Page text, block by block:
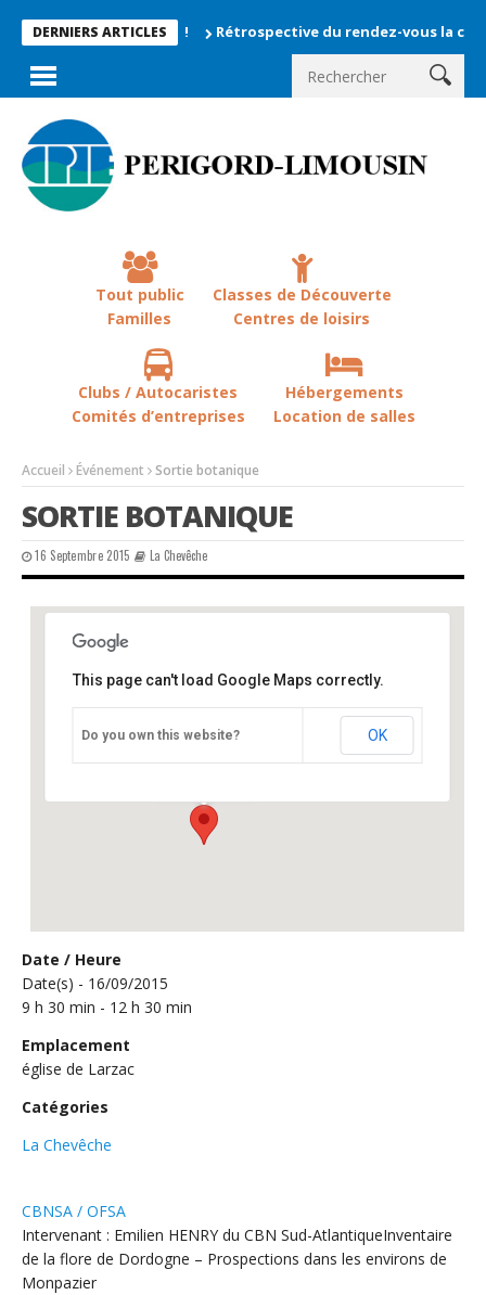
DERNIERS ARTICLESRétrospective du rendez-vous la chevêche
Tout public
Familles
Classes de Découverte
Centres de loisirs
Clubs / Autocaristes
Comités d’entreprises
Hébergements
Location de salles
Accueil Événement Sortie botanique
SORTIE BOTANIQUE
16 Septembre 2015 La Chevêche
église de Larzac
Événements
This page can't load Google Maps correctly.
Do you own this website? OK
Date / Heure
Date(s) - 16/09/2015
9 h 30 min - 12 h 30 min
Emplacement
église de Larzac
Catégories
La Chevêche
CBNSA / OFSA
Intervenant : Emilien HENRY du CBN Sud-AtlantiqueInventaire
de la flore de Dordogne – Prospections dans les environs de
Monpazier